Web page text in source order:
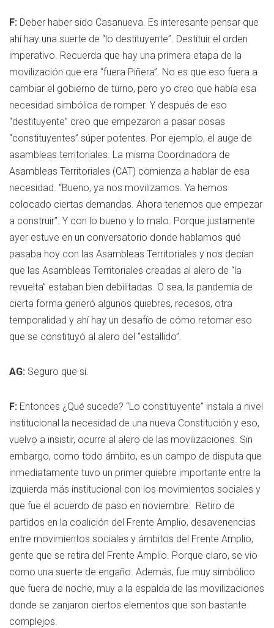
F: Deber haber sido Casanueva. Es interesante pensar que
ahí hay una suerte de “lo destituyente”. Destituir el orden
imperativo. Recuerda que hay una primera etapa de la
movilización que era “fuera Piñera”. No es que eso fuera a
cambiar el gobierno de turno, pero yo creo que había esa
necesidad simbólica de romper. Y después de eso
“destituyente” creo que empezaron a pasar cosas
“constituyentes” súper potentes. Por ejemplo, el auge de
asambleas territoriales. La misma Coordinadora de
Asambleas Territoriales (CAT) comienza a hablar de esa
necesidad. “Bueno, ya nos movilizamos. Ya hemos
colocado ciertas demandas. Ahora tenemos que empezar
a construir”. Y con lo bueno y lo malo. Porque justamente
ayer estuve en un conversatorio donde hablamos qué
pasaba hoy con las Asambleas Territoriales y nos decían
que las Asambleas Territoriales creadas al alero de “la
revuelta” estaban bien debilitadas. O sea, la pandemia de
cierta forma generó algunos quiebres, recesos, otra
temporalidad y ahí hay un desafío de cómo retomar eso
que se constituyó al alero del “estallido”.
AG: Seguro que sí.
F: Entonces ¿Qué sucede? “Lo constituyente” instala a nivel
institucional la necesidad de una nueva Constitución y eso,
vuelvo a insistir, ocurre al alero de las movilizaciones. Sin
embargo, como todo ámbito, es un campo de disputa que
inmediatamente tuvo un primer quiebre importante entre la
izquierda más institucional con los movimientos sociales y
que fue el acuerdo de paso en noviembre. Retiro de
partidos en la coalición del Frente Amplio, desavenencias
entre movimientos sociales y ámbitos del Frente Amplio,
gente que se retira del Frente Amplio. Porque claro, se vio
como una suerte de engaño. Además, fue muy simbólico
que fuera de noche, muy a la espalda de las movilizaciones
donde se zanjaron ciertos elementos que son bastante
complejos.